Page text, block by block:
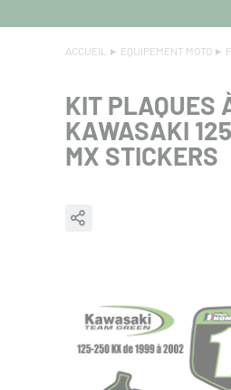
ACCUEIL EQUIPEMENT MOTO
KIT PLAQUES
KAWASAKI
MX STICKERS